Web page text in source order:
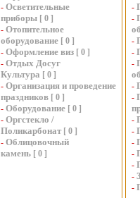
- Осветительные
приборы [ 0 ]
- Отопительное
оборудование [ 0 ]
- Оформление виз [ 0 ]
- Отдых Досуг
Культура [ 0 ]
- Организация и проведение
праздников [ 0 ]
- Оборудование [ 0 ]
- Оргстекло /
Поликарбонат [ 0 ]
- Облицовочный
камень [ 0 ]
-
-
-
-
-
-
-
-
-
-
-
-
-
-